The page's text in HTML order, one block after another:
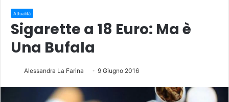
Attualità
Sigarette a 18 Euro: Ma è
Una Bufala
Alessandra La Farina 9 Giugno 2016